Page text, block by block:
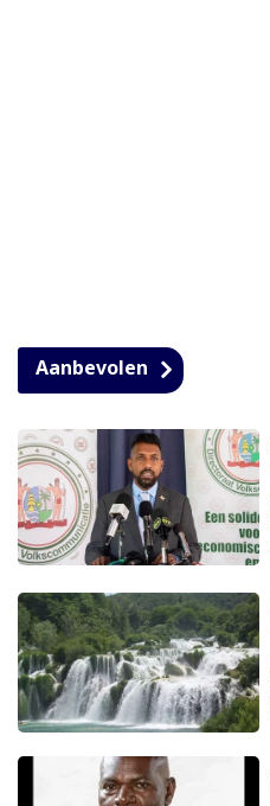
Aanbevolen